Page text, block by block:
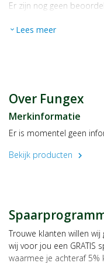
• Eenvoudig en
• Slechts eenmaal per
• Behandelt de nagel tot
hulpmiddel voor de
kalknagels en
Aanwijzigingen voor
Reinig eerst de nagel en
Er zijn nog geen
expand_more Lees meer
Over Fungex
Merkinformatie
Er is momentel geen
Bekijk producten
chevron_right
Trouwe klanten willen
wij voor jou een
waarmee je achteraf 5%